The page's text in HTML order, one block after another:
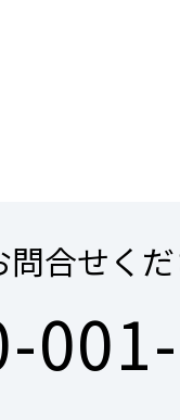
問合せく